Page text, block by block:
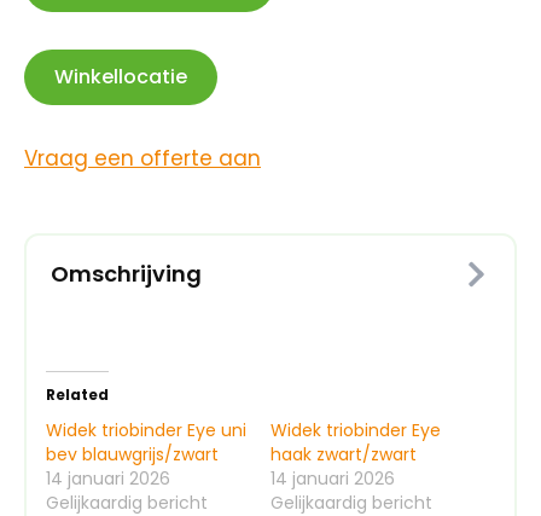
Winkellocatie
Vraag een offerte aan
Omschrijving
Related
Widek triobinder Eye uni
bev blauwgrijs/zwart
14 januari 2026
Gelijkaardig bericht
Widek triobinder Eye
haak zwart/zwart
14 januari 2026
Gelijkaardig bericht